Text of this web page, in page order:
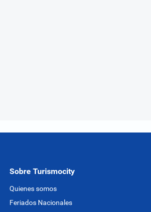
Sobre Turismocity
Quienes somos
Feriados Nacionales